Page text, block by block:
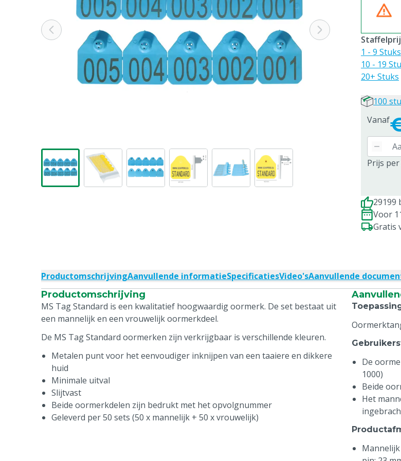
Vanaf
Prijs per
1 - 9 Stuks
10 - 19
20+ Stuks
100
29199
Voor
Gratis
ProductomschrijvingAanvullende informatieSpecificatiesVideo'sAanvullende
Productomschrijving
MS Tag Standard is een kwalitatief hoogwaardig oormerk. De set bestaat uit
een mannelijk en een vrouwelijk oormerkdeel.
De MS Tag Standard oormerken zijn verkrijgbaar is verschillende kleuren.
Metalen punt voor het eenvoudiger inknijpen van een taaiere en dikkere
huid
Minimale uitval
Slijtvast
Beide oormerkdelen zijn bedrukt met het opvolgnummer
Geleverd per 50 sets (50 x mannelijk + 50 x vrouwelijk)
De
1000)
Beide
Het
Mannelijk